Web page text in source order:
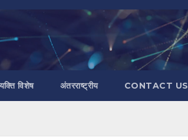
विशेष अंतरराष्ट्रीय CONTACT US